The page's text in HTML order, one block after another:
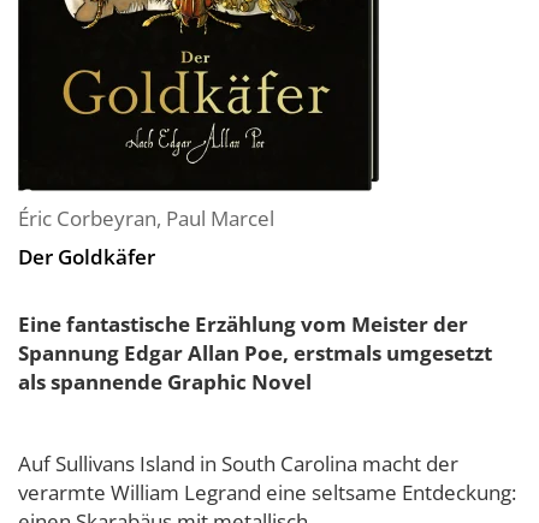
Éric Corbeyran, Paul Marcel
Der Goldkäfer
Eine fantastische Erzählung vom Meister der
Spannung Edgar Allan Poe, erstmals umgesetzt
als spannende Graphic Novel
Auf Sullivans Island in South Carolina macht der
verarmte William Legrand eine seltsame Entdeckung: